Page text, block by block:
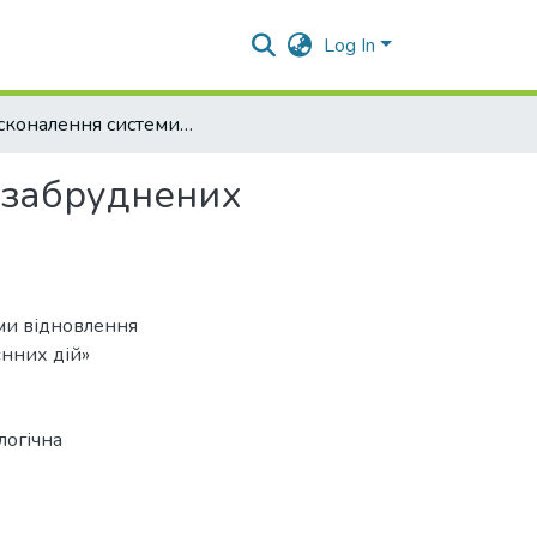
Log In
«Удосконалення системи відновлення техногенно забруднених агроценозів внаслідок воєнних дій»
відновлення
дій»